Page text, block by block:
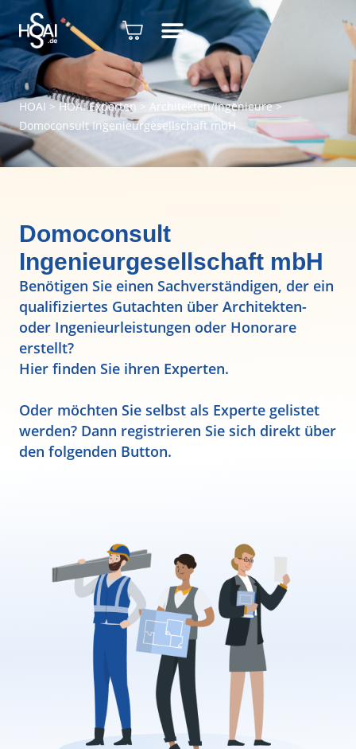
HOAI > HOAI Experten> Architekten/Ingenieure>
Domoconsult Ingenieurgesellschaft mbH
Domoconsult
Ingenieurgesellschaft mbH
Benötigen Sie einen Sachverständigen, der ein
qualifiziertes Gutachten über Architekten-
oder Ingenieurleistungen oder Honorare
erstellt?
Hier finden Sie ihren Experten.
Oder möchten Sie selbst als Experte gelistet
werden? Dann registrieren Sie sich direkt über
den folgenden Button.